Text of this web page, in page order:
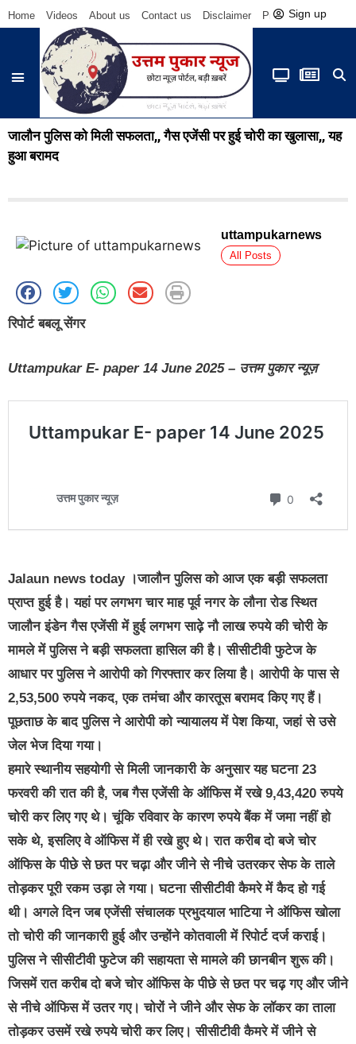
Home Videos About us Contact us Disclaimer Privacy Policy
Sign up
जालौन पुलिस को मिली सफलता,, गैस एजेंसी पर हुई चोरी का खुलासा,, यह
हुआ बरामद
uttampukarnews
All Posts
रिपोर्ट बबलू सेंगर
Uttampukar E- paper 14 June 2025 – उत्तम पुकार न्यूज़
Jalaun news today ।जालौन पुलिस को आज एक बड़ी सफलता
प्राप्त हुई है। यहां पर लगभग चार माह पूर्व नगर के लौना रोड स्थित
जालौन इंडेन गैस एजेंसी में हुई लगभग साढ़े नौ लाख रुपये की चोरी के
मामले में पुलिस ने बड़ी सफलता हासिल की है। सीसीटीवी फुटेज के
आधार पर पुलिस ने आरोपी को गिरफ्तार कर लिया है। आरोपी के पास से
2,53,500 रुपये नकद, एक तमंचा और कारतूस बरामद किए गए हैं।
पूछताछ के बाद पुलिस ने आरोपी को न्यायालय में पेश किया, जहां से उसे
जेल भेज दिया गया।
हमारे स्थानीय सहयोगी से मिली जानकारी के अनुसार यह घटना 23
फरवरी की रात की है, जब गैस एजेंसी के ऑफिस में रखे 9,43,420 रुपये
चोरी कर लिए गए थे। चूंकि रविवार के कारण रुपये बैंक में जमा नहीं हो
सके थे, इसलिए वे ऑफिस में ही रखे हुए थे। रात करीब दो बजे चोर
ऑफिस के पीछे से छत पर चढ़ा और जीने से नीचे उतरकर सेफ के ताले
तोड़कर पूरी रकम उड़ा ले गया। घटना सीसीटीवी कैमरे में कैद हो गई
थी। अगले दिन जब एजेंसी संचालक प्रभुदयाल भाटिया ने ऑफिस खोला
तो चोरी की जानकारी हुई और उन्होंने कोतवाली में रिपोर्ट दर्ज कराई।
पुलिस ने सीसीटीवी फुटेज की सहायता से मामले की छानबीन शुरू की।
जिसमें रात करीब दो बजे चोर ऑफिस के पीछे से छत पर चढ़ गए और जीने
से नीचे ऑफिस में उतर गए। चोरों ने जीने और सेफ के लॉकर का ताला
तोड़कर उसमें रखे रुपये चोरी कर लिए। सीसीटीवी कैमरे में जीने से